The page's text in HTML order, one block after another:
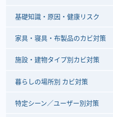
基礎知識・原因・健康リスク
家具・寝具・布製品のカビ対策
施設・建物タイプ別カビ対策
暮らしの場所別 カビ対策
特定シーン／ユーザー別対策